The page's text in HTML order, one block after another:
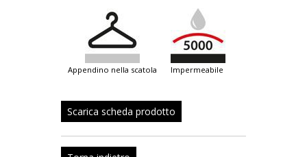
appendino nella scatola impermeabile
Scarica scheda prodotto